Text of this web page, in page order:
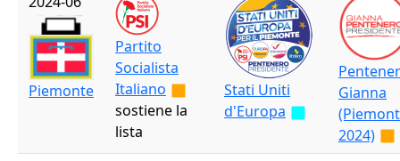
Piemonte
Partito
Socialista
Italiano
sostiene la
lista
Stati Uniti
d'Europa
Gianna
2024)